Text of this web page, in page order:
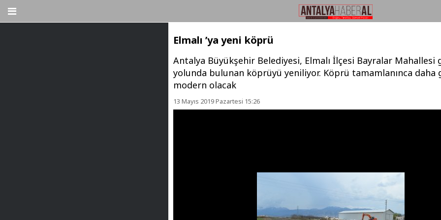
Elmalı ’ya yeni köprü
Antalya Büyükşehir Belediyesi, Elmalı İlçesi Bayralar Mahallesi
yolunda bulunan köprüyü yeniliyor. Köprü tamamlanınca daha
modern olacak
13 Mayıs 2019 Pazartesi 15:26